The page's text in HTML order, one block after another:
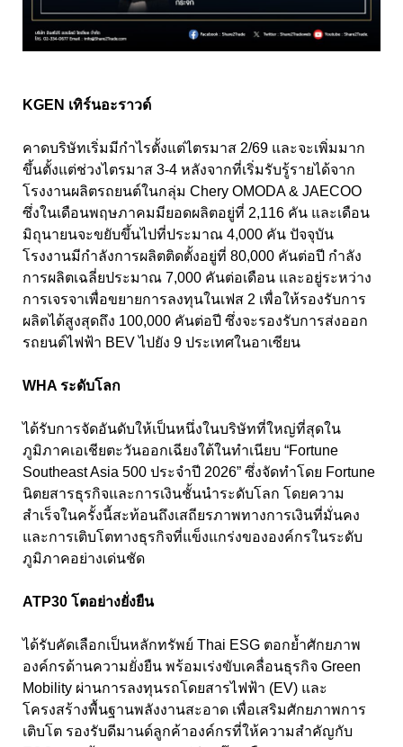
KGEN เทิร์นอะราวด์
คาดบริษัทเริ่มมีกำไรตั้งแต่ไตรมาส 2/69 และจะเพิ่มมาก
ขึ้นตั้งแต่ช่วงไตรมาส 3-4 หลังจากที่เริ่มรับรู้รายได้จาก
โรงงานผลิตรถยนต์ในกลุ่ม Chery OMODA & JAECOO
ซึ่งในเดือนพฤษภาคมมียอดผลิตอยู่ที่ 2,116 คัน และเดือน
มิถุนายนจะขยับขึ้นไปที่ประมาณ 4,000 คัน ปัจจุบัน
โรงงานมีกำลังการผลิตติดตั้งอยู่ที่ 80,000 คันต่อปี กำลัง
การผลิตเฉลี่ยประมาณ 7,000 คันต่อเดือน และอยู่ระหว่าง
การเจรจาเพื่อขยายการลงทุนในเฟส 2 เพื่อให้รองรับการ
ผลิตได้สูงสุดถึง 100,000 คันต่อปี ซึ่งจะรองรับการส่งออก
รถยนต์ไฟฟ้า BEV ไปยัง 9 ประเทศในอาเซียน
WHA ระดับโลก
ได้รับการจัดอันดับให้เป็นหนึ่งในบริษัทที่ใหญ่ที่สุดใน
ภูมิภาคเอเชียตะวันออกเฉียงใต้ในทำเนียบ “Fortune
Southeast Asia 500 ประจำปี 2026” ซึ่งจัดทำโดย Fortune
นิตยสารธุรกิจและการเงินชั้นนำระดับโลก โดยความ
สำเร็จในครั้งนี้สะท้อนถึงเสถียรภาพทางการเงินที่มั่นคง
และการเติบโตทางธุรกิจที่แข็งแกร่งขององค์กรในระดับ
ภูมิภาคอย่างเด่นชัด
ATP30 โตอย่างยั่งยืน
ได้รับคัดเลือกเป็นหลักทรัพย์ Thai ESG ตอกย้ำศักยภาพ
องค์กรด้านความยั่งยืน พร้อมเร่งขับเคลื่อนธุรกิจ Green
Mobility ผ่านการลงทุนรถโดยสารไฟฟ้า (EV) และ
โครงสร้างพื้นฐานพลังงานสะอาด เพื่อเสริมศักยภาพการ
เติบโต รองรับดีมานด์ลูกค้าองค์กรที่ให้ความสำคัญกับ